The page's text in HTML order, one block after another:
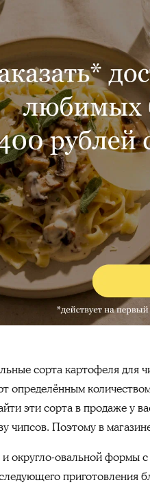
сорта картофеля для
эти сорта в продаже у
чипсов. Поэтому в
округло-овальной формы